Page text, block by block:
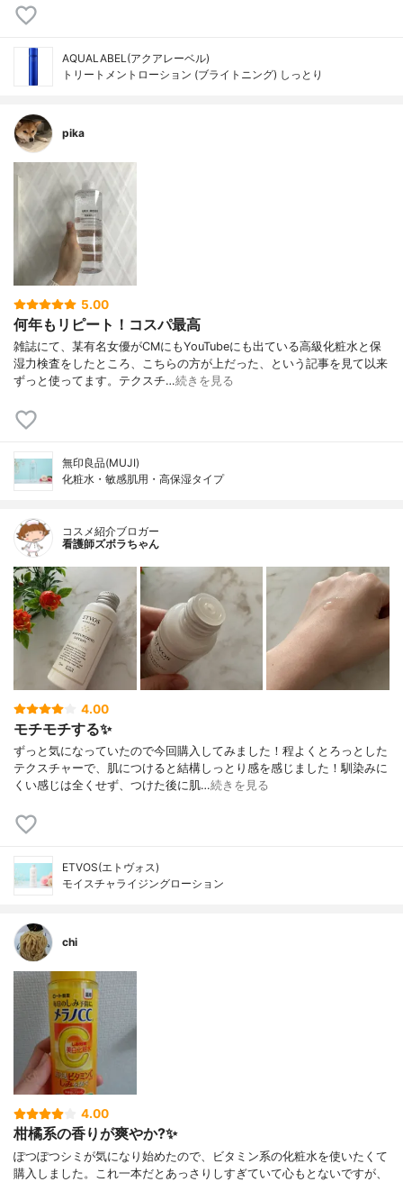
AQUALABEL(アクアレーベル)
トリートメントローション (ブライトニング) しっとり
pika
5.00
何年もリピート！コスパ最高
雑誌にて、某有名女優がCMにもYouTubeにも出ている高級化粧水と保
湿力検査をしたところ、こちらの方が上だった、という記事を見て以来
ずっと使ってます。テクスチ…続きを見る
無印良品(MUJI)
化粧水・敏感肌用・高保湿タイプ
コスメ紹介ブロガー
看護師ズボラちゃん
4.00
モチモチする✨
ずっと気になっていたので今回購入してみました！程よくとろっとした
テクスチャーで、肌につけると結構しっとり感を感じました！馴染みに
くい感じは全くせず、つけた後に肌…続きを見る
ETVOS(エトヴォス)
モイスチャライジングローション
chi
4.00
柑橘系の香りが爽やか?✨
ぽつぽつシミが気になり始めたので、ビタミン系の化粧水を使いたくて
購入しました。これ一本だとあっさりしすぎていて心もとないですが、